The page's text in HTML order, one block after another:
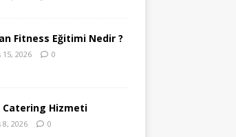
Fitness Eğitimi Nedir ?
15, 2026 0
Catering Hizmeti
8, 2026 0